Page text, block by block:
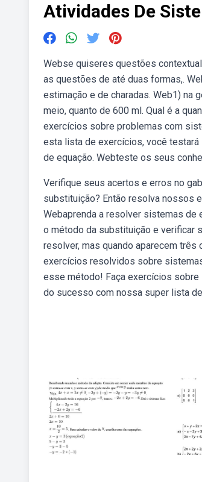
Atividades De
Webse quiseres questões
as questões de até duas formas,.
estimação e de charadas. Web1) na
meio, quanto de 600 ml. Qual é a
exercícios sobre problemas com
esta lista de exercícios, você
de equação. Webteste os seus
Verifique seus acertos e erros no
substituição? Então resolva nossos
Webaprenda a resolver sistemas de
o método da substituição e verificar
resolver, mas quando aparecem
exercícios resolvidos sobre
esse método! Faça exercícios sobre
do sucesso com nossa super lista